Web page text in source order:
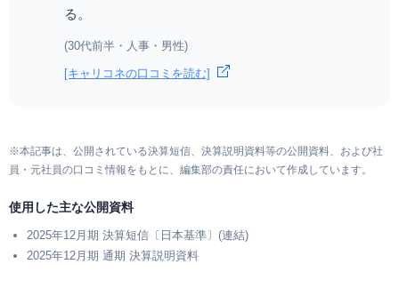
る。
(30代前半・人事・男性)
[キャリコネの口コミを読む]
※本記事は、公開されている決算短信、決算説明資料等の公開資料、および社
員・元社員の口コミ情報をもとに、編集部の責任において作成しています。
使用した主な公開資料
2025年12月期 決算短信〔日本基準〕(連結)
2025年12月期 通期 決算説明資料